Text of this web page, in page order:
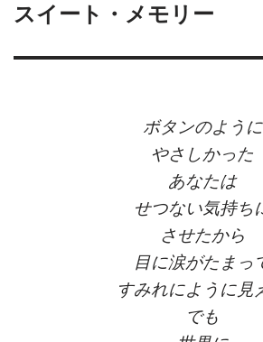
スイート・メモリー
ボタンのように
やさしかった
あなたは
せつない気持ち
させたから
目に涙がたまっ
すみれにように見
でも